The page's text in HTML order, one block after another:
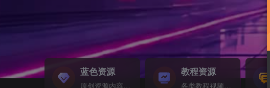
蓝色资源
原创资源内容精选...
教程资源
各类教程视频音频等资源...